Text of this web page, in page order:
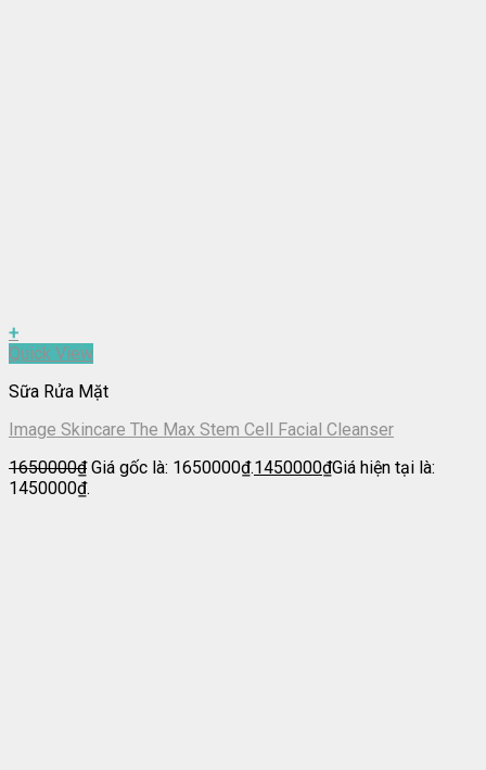
+
Quick View
Sữa Rửa Mặt
Image Skincare The Max Stem Cell Facial Cleanser
1650000₫ Giá gốc là: 1650000₫.1450000₫Giá hiện tại là:
1450000₫.